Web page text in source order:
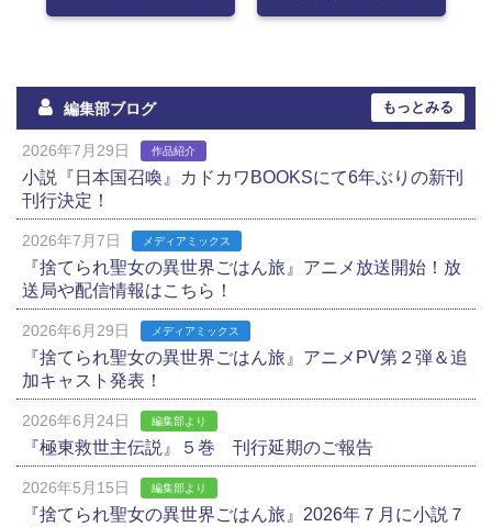
編集部ブログ もっとみる
2026年7月29日 作品紹介
小説『日本国召喚』カドカワBOOKSにて6年ぶりの新刊
刊行決定！
2026年7月7日 メディアミックス
『捨てられ聖女の異世界ごはん旅』アニメ放送開始！放
送局や配信情報はこちら！
2026年6月29日 メディアミックス
『捨てられ聖女の異世界ごはん旅』アニメPV第２弾＆追
加キャスト発表！
2026年6月24日 編集部より
『極東救世主伝説』５巻 刊行延期のご報告
2026年5月15日 編集部より
『捨てられ聖女の異世界ごはん旅』2026年７月に小説７